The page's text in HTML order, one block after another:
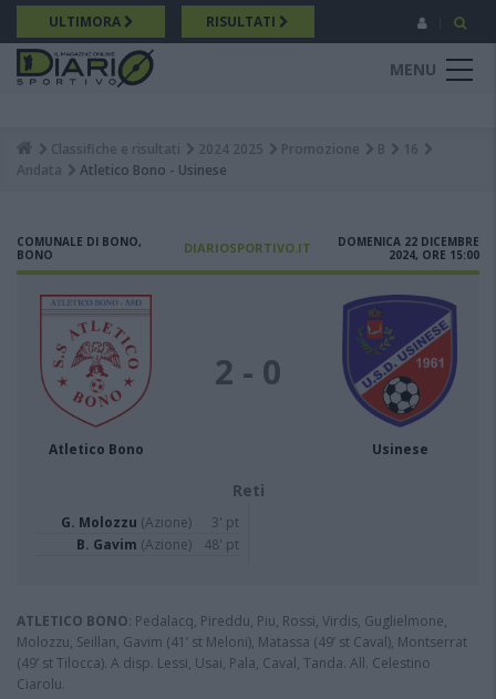
Salta
al
contenuto
principale
ULTIMORA RISULTATI
MENU
Breadcrumb
Classifiche e risultati 2024 2025 Promozione B
16
Andata
Atletico Bono - Usinese
COMUNALE DI BONO,
BONO
DIARIOSPORTIVO.IT
DOMENICA 22 DICEMBRE
2024, ORE 15:00
Atletico Bono
2 - 0
Usinese
Reti
G. Molozzu (Azione)
3' pt
B. Gavim (Azione) 48' pt
ATLETICO BONO: Pedalacq, Pireddu, Piu, Rossi, Virdis, Guglielmone,
Molozzu, Seillan, Gavim (41’ st Meloni), Matassa (49’ st Caval), Montserrat
(49’ st Tilocca). A disp. Lessi, Usai, Pala, Caval, Tanda. All. Celestino
Ciarolu.